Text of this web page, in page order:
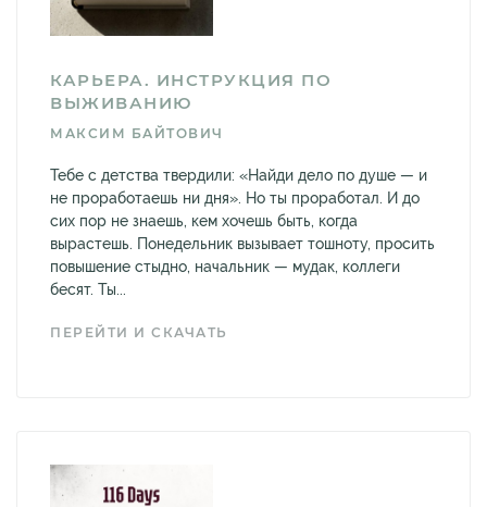
КАРЬЕРА. ИНСТРУКЦИЯ ПО
ВЫЖИВАНИЮ
МАКСИМ БАЙТОВИЧ
Тебе с детства твердили: «Найди дело по душе — и
не проработаешь ни дня». Но ты проработал. И до
сих пор не знаешь, кем хочешь быть, когда
вырастешь. Понедельник вызывает тошноту, просить
повышение стыдно, начальник — мудак, коллеги
бесят. Ты...
ПЕРЕЙТИ И СКАЧАТЬ